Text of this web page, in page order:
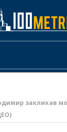
закликав